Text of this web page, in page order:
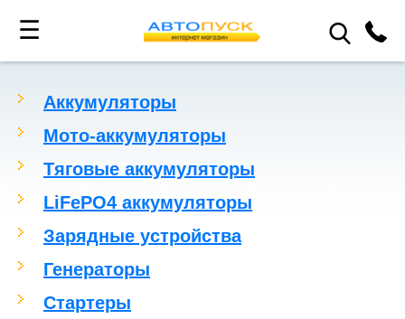
☰
Аккумуляторы
Мото-аккумуляторы
Тяговые аккумуляторы
LiFePO4 аккумуляторы
Зарядные устройства
Генераторы
Стартеры